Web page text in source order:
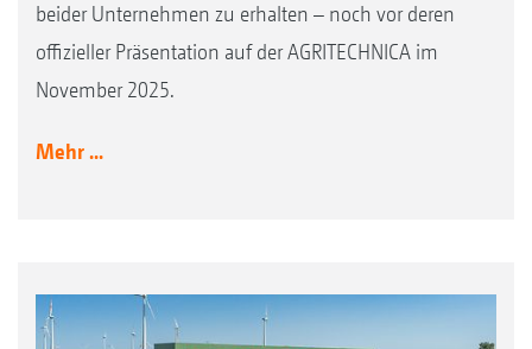
beider Unternehmen zu erhalten – noch vor deren
offizieller Präsentation auf der AGRITECHNICA im
November 2025.
Mehr ...